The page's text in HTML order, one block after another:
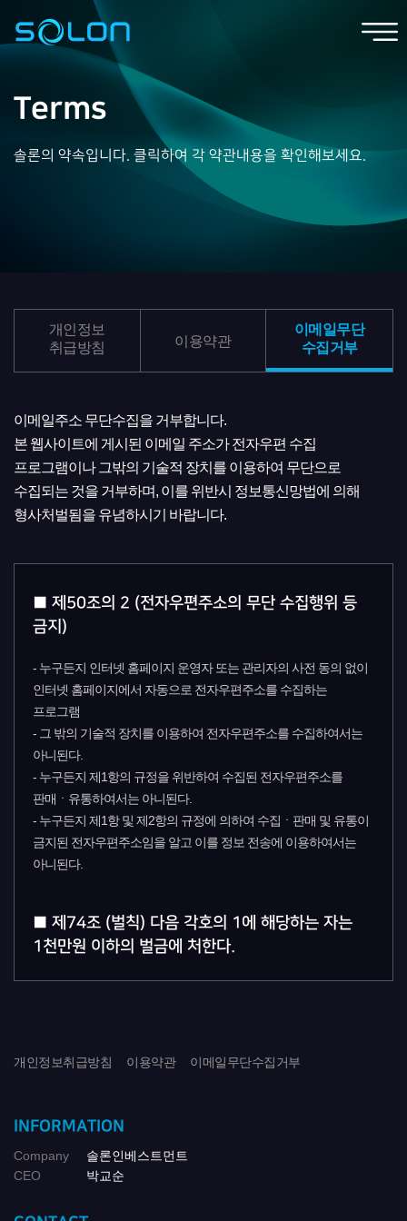
Terms
솔론의 약속입니다. 클릭하여 각 약관내용을 확인해보세요.
개인정보
취급방침
이용약관
이메일무단
수집거부
이메일주소 무단수집을 거부합니다.
본 웹사이트에 게시된 이메일 주소가 전자우편 수집
프로그램이나 그밖의 기술적 장치를 이용하여 무단으로
수집되는 것을 거부하며, 이를 위반시 정보통신망법에 의해
형사처벌됨을 유념하시기 바랍니다.
■ 제50조의 2 (전자우편주소의 무단 수집행위 등
금지)
- 누구든지 인터넷 홈페이지 운영자 또는 관리자의 사전 동의 없이
인터넷 홈페이지에서 자동으로 전자우편주소를 수집하는
프로그램
- 그 밖의 기술적 장치를 이용하여 전자우편주소를 수집하여서는
아니된다.
- 누구든지 제1항의 규정을 위반하여 수집된 전자우편주소를
판매ㆍ유통하여서는 아니된다.
- 누구든지 제1항 및 제2항의 규정에 의하여 수집ㆍ판매 및 유통이
금지된 전자우편주소임을 알고 이를 정보 전송에 이용하여서는
아니된다.
■ 제74조 (벌칙) 다음 각호의 1에 해당하는 자는
1천만원 이하의 벌금에 처한다.
유발하는 부호ㆍ문언ㆍ음향ㆍ화상 또는 영상을 반복적으로
- 제50조제6항의 규정을 위반하여 기술적 조치를 한 자
- 제50조의2의 규정을 위반하여 전자우편 주소를
개인정보취급방침 이용약관 이메일무단수집거부
INFORMATION
Company
솔론인베스트먼트
CEO
박교순